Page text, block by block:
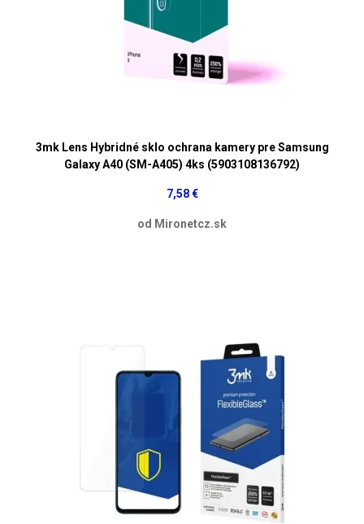
3mk Lens Hybridné sklo ochrana kamery pre Samsung
Galaxy A40 (SM-A405) 4ks (5903108136792)
7,58 €
od Mironetcz.sk